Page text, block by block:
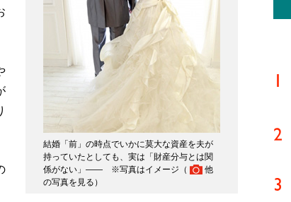
結婚「前」の時点でいかに莫大な資産を夫が
持っていたとしても、実は「財産分与とは関
係がない」―― ※写真はイメージ（
他
の写真を見る ）